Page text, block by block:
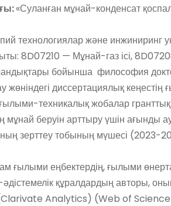
«Суланған мұнай-конденсат
технологиялар және инжиниринг
8D07210 — Мұнай-газ ісі,
бойынша философия
жөніндегі диссертациялық
техникалық жобалар
мұнай беруін арттыру үшін ағынды
зерттеу тобының мүшесі (2023-
ғылыми еңбектердің, ғылыми
құралдардың авторы,
Analytics) (Web of